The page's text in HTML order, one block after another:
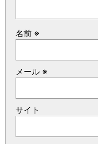
名前 ※
メール ※
サイト